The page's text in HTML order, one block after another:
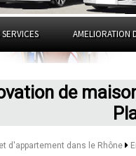
AMELIORATION
de
d'appartement dans le Rhône